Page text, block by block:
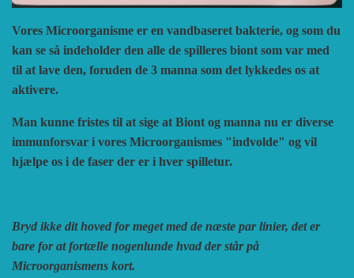
Vores Microorganisme er en vandbaseret bakterie, og som du
kan se så indeholder den alle de spilleres biont som var med
til at lave den, foruden de 3 manna som det lykkedes os at
aktivere.
Man kunne fristes til at sige at Biont og manna nu er diverse
immunforsvar i vores Microorganismes "indvolde" og vil
hjælpe os i de faser der er i hver spilletur.
Bryd ikke dit hoved for meget med de næste par linier, det er
bare for at fortælle nogenlunde hvad der står på
Microorganismens kort.